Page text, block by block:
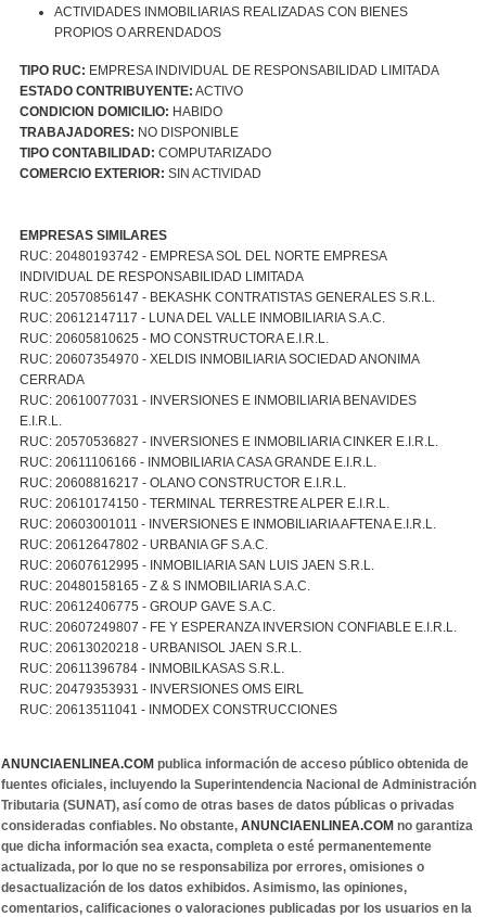
ACTIVIDADES INMOBILIARIAS REALIZADAS CON BIENES
PROPIOS O ARRENDADOS
TIPO RUC: EMPRESA INDIVIDUAL DE RESPONSABILIDAD LIMITADA
ESTADO CONTRIBUYENTE: ACTIVO
CONDICION DOMICILIO: HABIDO
TRABAJADORES: NO DISPONIBLE
TIPO CONTABILIDAD: COMPUTARIZADO
COMERCIO EXTERIOR: SIN ACTIVIDAD
EMPRESAS SIMILARES
RUC: 20480193742 - EMPRESA SOL DEL NORTE EMPRESA
INDIVIDUAL DE RESPONSABILIDAD LIMITADA
RUC: 20570856147 - BEKASHK CONTRATISTAS GENERALES S.R.L.
RUC: 20612147117 - LUNA DEL VALLE INMOBILIARIA S.A.C.
RUC: 20605810625 - MO CONSTRUCTORA E.I.R.L.
RUC: 20607354970 - XELDIS INMOBILIARIA SOCIEDAD ANONIMA
CERRADA
RUC: 20610077031 - INVERSIONES E INMOBILIARIA BENAVIDES
E.I.R.L.
RUC: 20570536827 - INVERSIONES E INMOBILIARIA CINKER E.I.R.L.
RUC: 20611106166 - INMOBILIARIA CASA GRANDE E.I.R.L.
RUC: 20608816217 - OLANO CONSTRUCTOR E.I.R.L.
RUC: 20610174150 - TERMINAL TERRESTRE ALPER E.I.R.L.
RUC: 20603001011 - INVERSIONES E INMOBILIARIA AFTENA E.I.R.L.
RUC: 20612647802 - URBANIA GF S.A.C.
RUC: 20607612995 - INMOBILIARIA SAN LUIS JAEN S.R.L.
RUC: 20480158165 - Z & S INMOBILIARIA S.A.C.
RUC: 20612406775 - GROUP GAVE S.A.C.
RUC: 20607249807 - FE Y ESPERANZA INVERSION CONFIABLE E.I.R.L.
RUC: 20613020218 - URBANISOL JAEN S.R.L.
RUC: 20611396784 - INMOBILKASAS S.R.L.
RUC: 20479353931 - INVERSIONES OMS EIRL
RUC: 20613511041 - INMODEX CONSTRUCCIONES
ANUNCIAENLINEA.COM publica información de acceso público obtenida de
fuentes oficiales, incluyendo la Superintendencia Nacional de Administración
Tributaria (SUNAT), así como de otras bases de datos públicas o privadas
consideradas confiables. No obstante, ANUNCIAENLINEA.COM no garantiza
que dicha información sea exacta, completa o esté permanentemente
actualizada, por lo que no se responsabiliza por errores, omisiones o
desactualización de los datos exhibidos. Asimismo, las opiniones,
comentarios, calificaciones o valoraciones publicadas por los usuarios en la